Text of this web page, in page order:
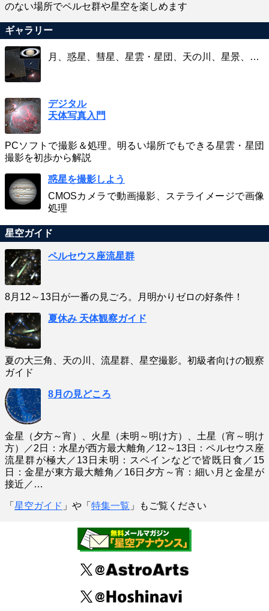
のない場所でペルセ群や星空を楽しめます
ギャラリー
月、惑星、彗星、星雲・星団、天の川、星景、…
デジタル
天体写真入門
PCソフトで撮影＆処理。明るい場所でもできる星雲・星団
撮影を初歩から解説
惑星を撮影しよう
CMOSカメラで動画撮影、ステライメージで画像
処理
星空ガイド
ペルセウス座流星群
8月12～13日が一番の見ごろ。月明かりゼロの好条件！
夏休み 天体観察ガイド
夏の大三角、天の川、流星群、星空撮影。初級者向けの観察
ガイド
8月の見どころ
金星（夕方～宵）、火星（未明～明け方）、土星（宵～明け
方）／2日：水星が西方最大離角／12～13日：ペルセウス座
流星群が極大／13日未明：スペインなどで皆既日食／15
日：金星が東方最大離角／16日夕方～宵：細い月と金星が
接近／…
「 星空ガイド 」や「 特集一覧 」もご覧ください